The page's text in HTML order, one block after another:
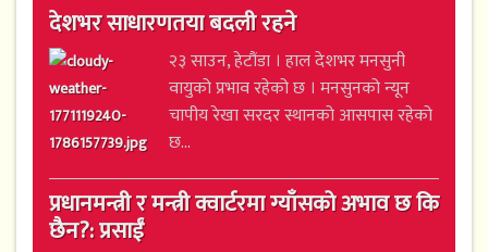
देशभर साधारणतया बदली रहने
२३ साउन, हेटौंडा । हाल देशभर मनसुनी
वायुको प्रभाव रहेको छ । मनसुनको न्यून
चापीय रेखा सरदर स्थानको आसपास रहेको
छ...
प्रधानमन्त्री र मन्त्री क्वार्टरमा ग्याँसको अभाव छ कि
छैन?: प्रसाईं